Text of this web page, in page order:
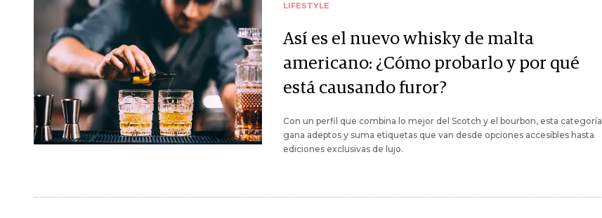
LIFESTYLE
Así es el nuevo whisky de malta
americano: ¿Cómo probarlo y por qué
está causando furor?
Con un perfil que combina lo mejor del Scotch y el bourbon, esta categoría
gana adeptos y suma etiquetas que van desde opciones accesibles hasta
ediciones exclusivas de lujo.